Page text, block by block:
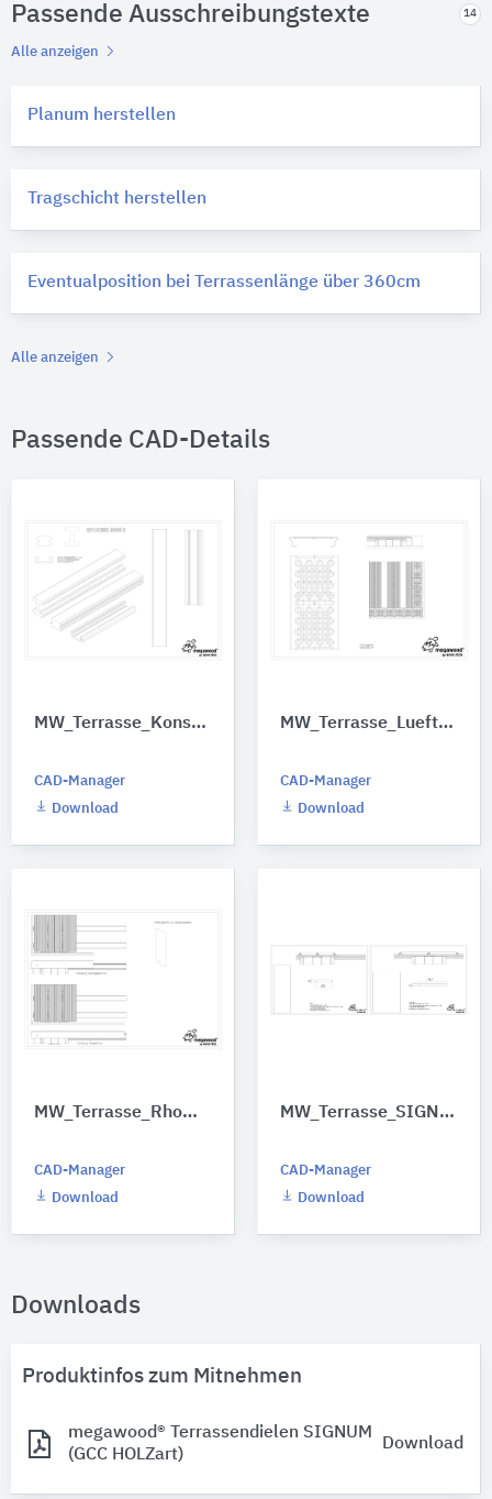
Passende Ausschreibungstexte 14
Alle anzeigen
Planum herstellen
Tragschicht herstellen
Eventualposition bei Terrassenlänge über 360cm
Alle anzeigen
Passende CAD-Details
MW_Terrasse_Konstruktionsbalken_und_Verbindungsschuh_v250304
CAD-Manager
Download
MW_Terrasse_Lueftungsgitter_v250304
CAD-Manager
Download
MW_Terrasse_Rhombusprofil_als_Abschlussleiste_v250304
CAD-Manager
Download
MW_Terrasse_SIGNUM_21x145_und_21x242_v250304
CAD-Manager
Download
Downloads
Produktinfos zum Mitnehmen
megawood® Terrassendielen SIGNUM
(GCC HOLZart)
Download